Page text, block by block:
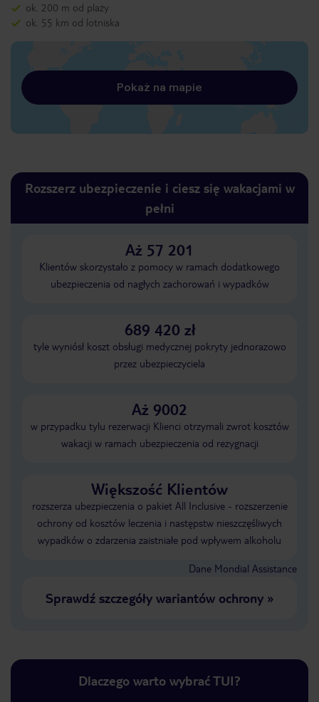
ok. 200 m od plaży
ok. 55 km od lotniska
Pokaż na mapie
Rozszerz ubezpieczenie i ciesz się wakacjami w
pełni
Aż 57 201
Klientów skorzystało z pomocy w ramach dodatkowego
ubezpieczenia od nagłych zachorowań i wypadków
689 420 zł
tyle wyniósł koszt obsługi medycznej pokryty jednorazowo
przez ubezpieczyciela
Aż 9002
w przypadku tylu rezerwacji Klienci otrzymali zwrot kosztów
wakacji w ramach ubezpieczenia od rezygnacji
Większość Klientów
rozszerza ubezpieczenia o pakiet All Inclusive - rozszerzenie
ochrony od kosztów leczenia i następstw nieszczęśliwych
wypadków o zdarzenia zaistniałe pod wpływem alkoholu
Dane Mondial Assistance
Sprawdź szczegóły wariantów ochrony»
Dlaczego warto wybrać TUI?